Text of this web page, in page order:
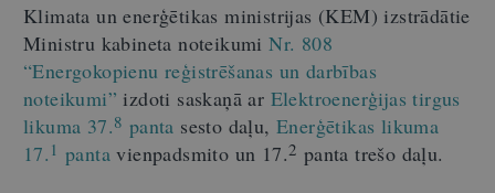
Klimata un enerģētikas ministrijas (KEM) izstrādātie
Ministru kabineta noteikumiNr. 808
“Energokopienu reģistrēšanas un darbības
noteikumi” izdoti saskaņā ar Elektroenerģijas tirgus
likuma 37.8 panta sesto daļu,Enerģētikas likuma
17. 1 panta vienpadsmito un 17.2 panta trešo daļu.